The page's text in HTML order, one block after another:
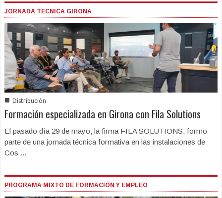
JORNADA TECNICA GIRONA
■ Distribución
Formación especializada en Girona con Fila Solutions
El pasado día 29 de mayo, la firma FILA SOLUTIONS, formo
parte de una jornada técnica formativa en las instalaciones de
Cos ...
PROGRAMA MIXTO DE FORMACIÓN Y EMPLEO